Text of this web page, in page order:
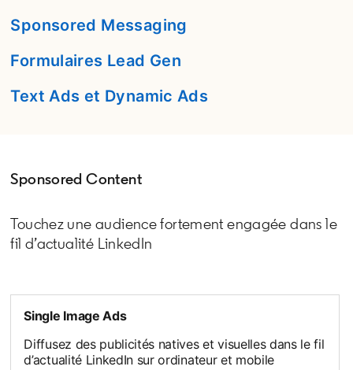
Sponsored Messaging
Formulaires Lead Gen
Text Ads et Dynamic Ads
Sponsored Content
Touchez une audience fortement engagée dans le
fil d’actualité LinkedIn
Single Image Ads
Diffusez des publicités natives et visuelles dans le fil
d’actualité LinkedIn sur ordinateur et mobile